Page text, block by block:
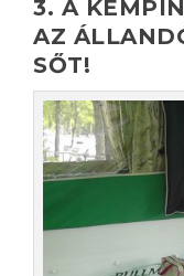
3. A
AZ
SŐT!